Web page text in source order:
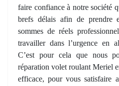
faire confiance à notre société
brefs délais afin de prendre
sommes de réels
travailler dans l’urgence en
C’est pour cela que nous
réparation volet roulant Meriel
efficace, pour vous satisfaire